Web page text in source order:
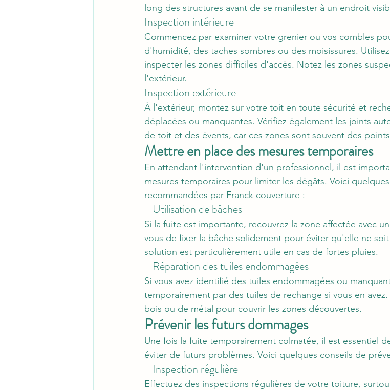
long des structures avant de se manifester à un endroit
Inspection intérieure
Commencez par examiner votre grenier ou vos combles
d'humidité, des taches sombres ou des moisissures.
inspecter les zones difficiles d'accès. Notez les zones
l'extérieur.
Inspection extérieure
À l'extérieur, montez sur votre toit en toute sécurité et
déplacées ou manquantes. Vérifiez également les joints
de toit et des évents, car ces zones sont souvent des
Mettre en place des mesures temporaires
En attendant l'intervention d'un professionnel, il est
mesures temporaires pour limiter les dégâts. Voici
recommandées par Franck couverture :
- Utilisation de bâches
Si la fuite est importante, recouvrez la zone affectée avec
vous de fixer la bâche solidement pour éviter qu'elle ne
solution est particulièrement utile en cas de fortes pluies.
- Réparation des tuiles endommagées
Si vous avez identifié des tuiles endommagées ou
temporairement par des tuiles de rechange si vous en
bois ou de métal pour couvrir les zones découvertes.
Prévenir les futurs dommages
Une fois la fuite temporairement colmatée, il est essentiel
éviter de futurs problèmes. Voici quelques conseils de
- Inspection régulière
Effectuez des inspections régulières de votre toiture,